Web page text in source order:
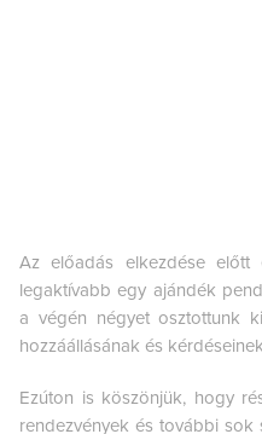
Az előadás elkezdése
legaktívabb egy ajándék
a végén négyet osztottunk
hozzáállásának és
Ezúton is köszönjük, hogy
rendezvények és további sok